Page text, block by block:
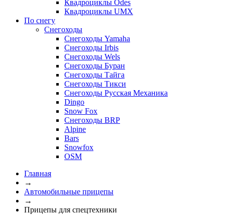
Квадроциклы Odes
Квадроциклы UMX
По снегу
Снегоходы
Снегоходы Yamaha
Снегоходы Irbis
Снегоходы Wels
Снегоходы Буран
Снегоходы Тайга
Снегоходы Тикси
Снегоходы Русская Механика
Dingo
Snow Fox
Снегоходы BRP
Alpine
Bars
Snowfox
OSM
Главная
→
Автомобильные прицепы
→
Прицепы для спецтехники